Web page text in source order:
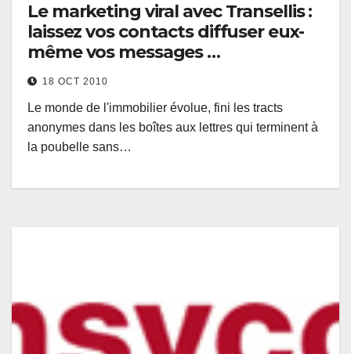
Le marketing viral avec Transellis :
laissez vos contacts diffuser eux-
même vos messages …
18 OCT 2010
Le monde de l'immobilier évolue, fini les tracts
anonymes dans les boîtes aux lettres qui terminent à
la poubelle sans…